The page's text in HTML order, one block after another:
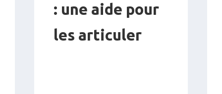
: une aide pour
les articuler